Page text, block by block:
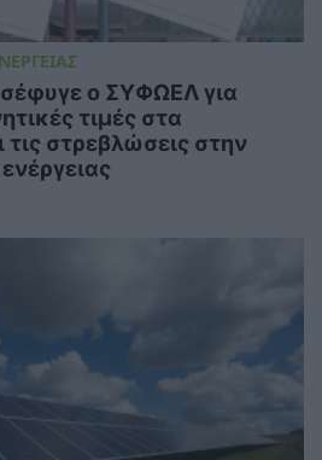
ο ΣΥΦΩΕΛ για
τιμές στα
στρεβλώσεις στην